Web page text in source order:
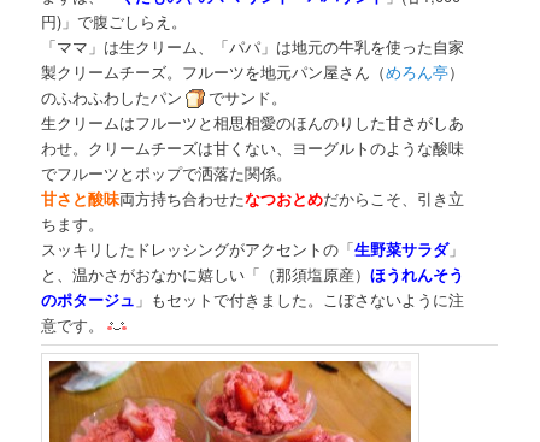
円)」で腹ごしらえ。
「ママ」は生クリーム、「パパ」は地元の牛乳を使った自家
製クリームチーズ。フルーツを地元パン屋さん（めろん亭）
のふわふわしたパン
でサンド。
生クリームはフルーツと相思相愛のほんのりした甘さがしあ
わせ。クリームチーズは甘くない、ヨーグルトのような酸味
でフルーツとポップで洒落た関係。
甘さと酸味両方持ち合わせたなつおとめだからこそ、引き立
ちます。
スッキリしたドレッシングがアクセントの「生野菜サラダ」
と、温かさがおなかに嬉しい「（那須塩原産）ほうれんそう
のポタージュ 」もセットで付きました。こぼさないように注
意です。